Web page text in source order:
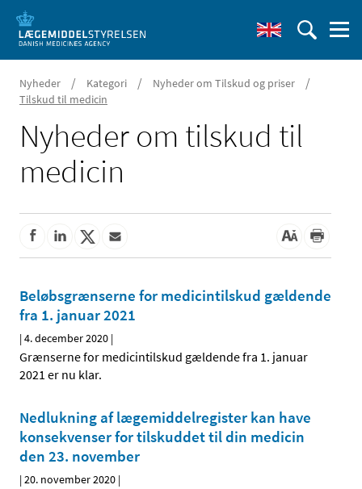
Nyheder / Kategori / Nyheder om Tilskud og priser /
Tilskud til medicin
Nyheder om tilskud til
medicin
Beløbsgrænserne for medicintilskud gældende
fra 1. januar 2021
|4. december 2020 |
Grænserne for medicintilskud gældende fra 1. januar
2021 er nu klar.
Nedlukning af lægemiddelregister kan have
konsekvenser for tilskuddet til din medicin
den 23. november
|20. november 2020 |